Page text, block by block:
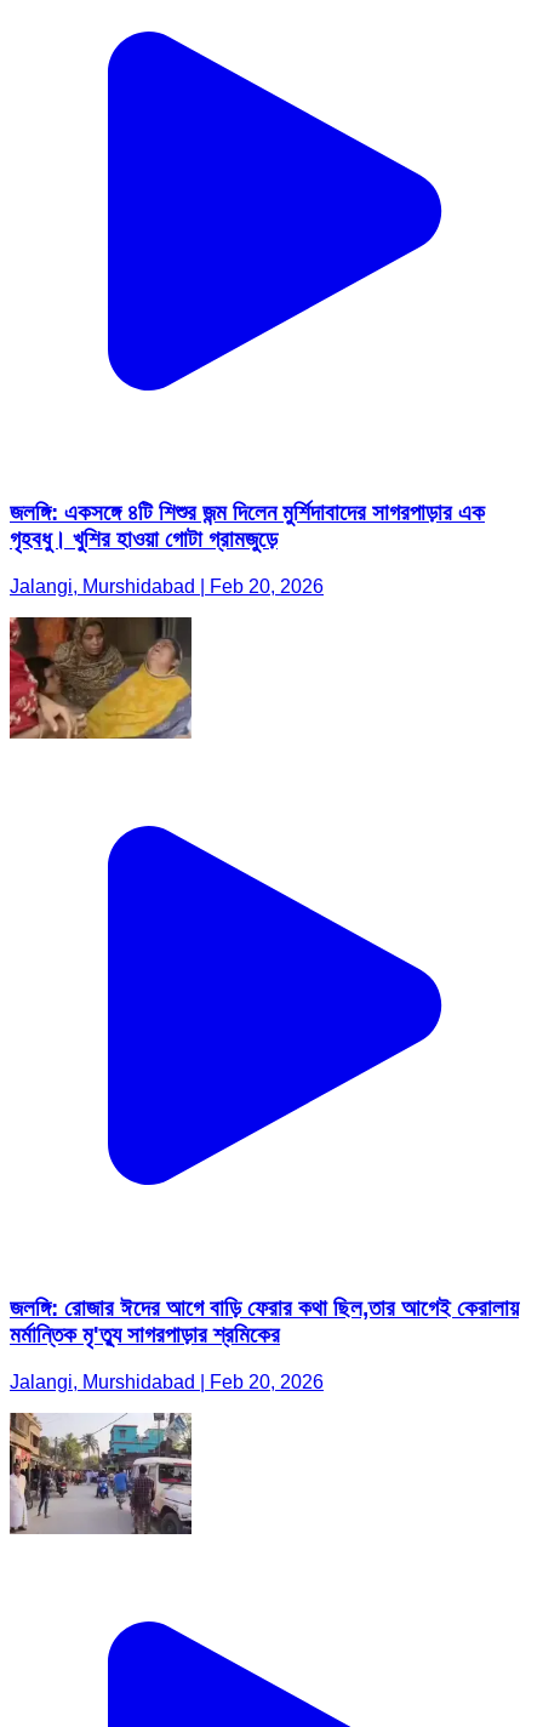
জলঙ্গি: একসঙ্গে ৪টি শিশুর জন্ম দিলেন মুর্শিদাবাদের সাগরপাড়ার এক
গৃহবধু। খুশির হাওয়া গোটা গ্রামজুড়ে
Jalangi, Murshidabad | Feb 20, 2026
জলঙ্গি: রোজার ঈদের আগে বাড়ি ফেরার কথা ছিল,তার আগেই কেরালায়
মর্মান্তিক মৃ'ত্যু সাগরপাড়ার শ্রমিকের
Jalangi, Murshidabad | Feb 20, 2026